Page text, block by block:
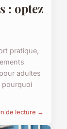
: optez
pratique,
adultes
pourquoi
de lecture →